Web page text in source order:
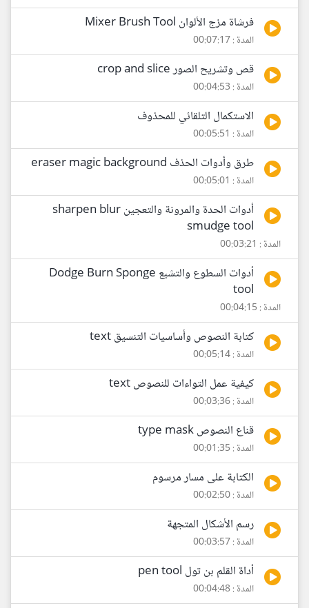
فرشاة مزج الألوان Mixer Brush Tool
المدة : 00:07:17
قص وتشريح الصور crop and slice
المدة : 00:04:53
الاستكمال التلقائي للمحذوف
المدة : 00:05:51
طرق وأدوات الحذف eraser magic background
المدة : 00:05:01
أدوات الحدة والمرونة والتعجين sharpen blur
smudge tool
المدة : 00:03:21
أدوات السطوع والتشبع Dodge Burn Sponge
tool
المدة : 00:04:15
كتابة النصوص وأساسيات التنسيق text
المدة : 00:05:14
كيفية عمل التواءات للنصوص text
المدة : 00:03:36
قناع النصوص type mask
المدة : 00:01:35
الكتابة على مسار مرسوم
المدة : 00:02:50
رسم الأشكال المتجهة
المدة : 00:03:57
أداة القلم بن تول pen tool
المدة : 00:04:48